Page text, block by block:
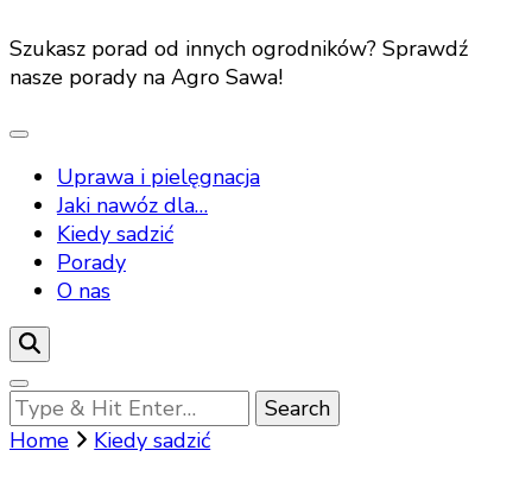
Szukasz porad od innych ogrodników? Sprawdź
nasze porady na Agro Sawa!
Uprawa i pielęgnacja
Jaki nawóz dla…
Kiedy sadzić
Porady
O nas
Looking
for
Home Kiedy sadzić